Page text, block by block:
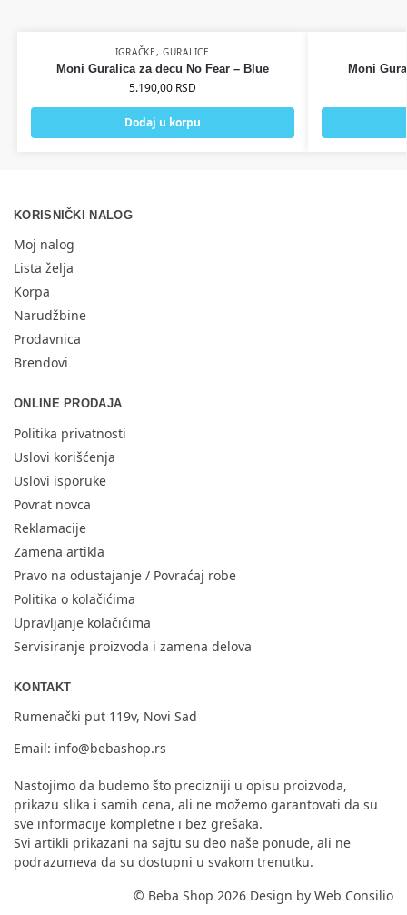
IGRAČKE,GURALICE
Moni Guralica za decu No Fear – Blue
5.190,00 RSD
Dodaj u korpu
Moni
KORISNIČKI NALOG
Moj nalog
Lista želja
Korpa
Narudžbine
Prodavnica
Brendovi
ONLINE PRODAJA
Politika privatnosti
Uslovi korišćenja
Uslovi isporuke
Povrat novca
Reklamacije
Zamena artikla
Pravo na odustajanje / Povraćaj robe
Politika o kolačićima
Upravljanje kolačićima
Servisiranje proizvoda i zamena delova
KONTAKT
Rumenački put 119v, Novi Sad
Email: info@bebashop.rs
Nastojimo da budemo što precizniji u opisu proizvoda,
prikazu slika i samih cena, ali ne možemo garantovati da su
sve informacije kompletne i bez grešaka.
Svi artikli prikazani na sajtu su deo naše ponude, ali ne
podrazumeva da su dostupni u svakom trenutku.
© Beba Shop 2026 Design by Web Consilio